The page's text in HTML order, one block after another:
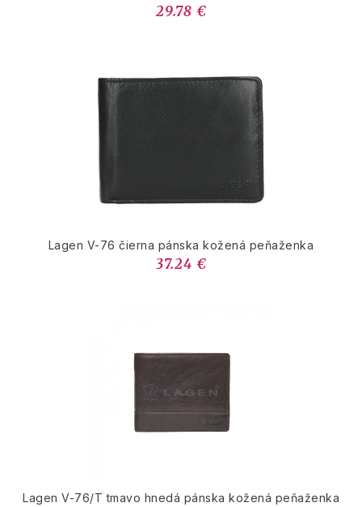
29.78 €
Lagen V-76 čierna pánska kožená peňaženka
37.24 €
Lagen V-76/T tmavo hnedá pánska kožená peňaženka